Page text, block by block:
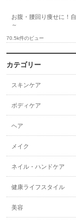
お腹・腰回り痩せに！
～
70.5k件のビュー
カテゴリー
スキンケア
ボディケア
ヘア
メイク
ネイル・ハンドケア
健康ライフスタイル
美容